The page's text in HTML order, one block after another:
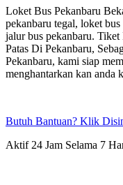
Loket Bus Pekanbaru
pekanbaru tegal, loket
jalur bus pekanbaru.
Patas Di Pekanbaru,
Pekanbaru, kami siap
menghantarkan kan
Butuh Bantuan? Klik
Aktif 24 Jam Selama 7